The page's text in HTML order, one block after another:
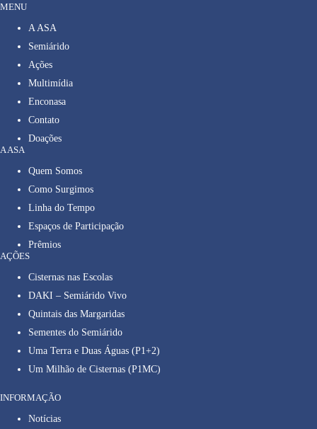
MENU
A ASA
Semiárido
Ações
Multimídia
Enconasa
Contato
Doações
A ASA
Quem Somos
Como Surgimos
Linha do Tempo
Espaços de Participação
Prêmios
AÇÕES
Cisternas nas Escolas
DAKI – Semiárido Vivo
Quintais das Margaridas
Sementes do Semiárido
Uma Terra e Duas Águas (P1+2)
Um Milhão de Cisternas (P1MC)
INFORMAÇÃO
Notícias